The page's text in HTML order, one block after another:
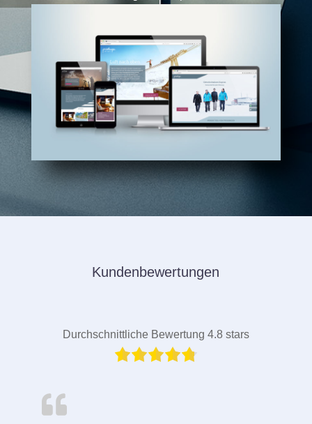
Kundenbewertungen
Durchschnittliche Bewertung 4.8 stars